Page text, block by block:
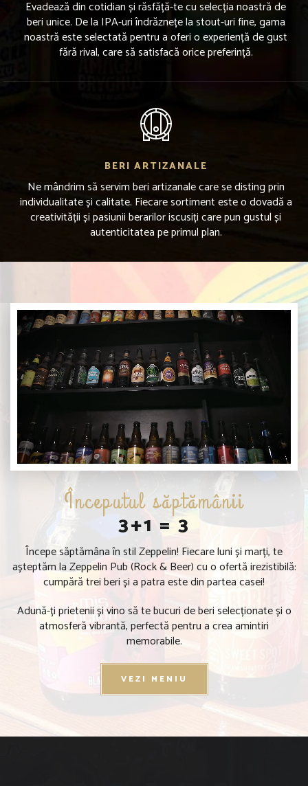
Evadează din cotidian și răsfăță-te cu selecția noastră de
beri unice. De la IPA-uri îndrăznețe la stout-uri fine, gama
noastră este selectată pentru a oferi o experiență de gust
fără rival, care să satisfacă orice preferință.
BERI ARTIZANALE
Ne mândrim să servim beri artizanale care se disting prin
individualitate și calitate. Fiecare sortiment este o dovadă a
creativității și pasiunii berarilor iscusiți care pun gustul și
autenticitatea pe primul plan.
Începutul săptămânii
3+1 = 3
Începe săptămâna în stil Zeppelin! Fiecare luni și marți, te
așteptăm la Zeppelin Pub (Rock & Beer) cu o ofertă irezistibilă:
cumpără trei beri și a patra este din partea casei!
Adună-ți prietenii și vino să te bucuri de beri selecționate și o
atmosferă vibrantă, perfectă pentru a crea amintiri
memorabile.
VEZI MENIU